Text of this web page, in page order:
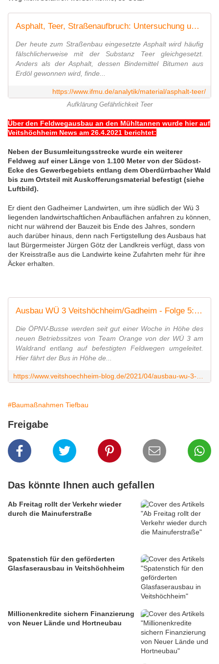
Asphalt, Teer, Straßenaufbruch: Untersuchung und Bewertung
Der heute zum Straßenbau eingesetzte Asphalt wird häufig
fälschlicherweise mit der Substanz Teer gleichgesetzt.
Anders als der Asphalt, dessen Bindemittel Bitumen aus
Erdöl gewonnen wird, finde...
https://www.ifmu.de/analytik/material/asphalt-teer/
Aufklärung Gefährlichkeit Teer
Über den Feldwegausbau an den Mühltannen wurde hier auf
Veitshöchheim News am 26.4.2021 berichtet:
Neben der Busumleitungsstrecke wurde ein weiterer
Feldweg auf einer Länge von 1.100 Meter von der Südost-
Ecke des Gewerbegebiets entlang dem Oberdürrbacher Wald
bis zum Ortsteil mit Auskofferungsmaterial befestigt (siehe
Luftbild).
Er dient den Gadheimer Landwirten, um ihre südlich der Wü 3
liegenden landwirtschaftlichen Anbauflächen anfahren zu können,
nicht nur während der Bauzeit bis Ende des Jahres, sondern
auch darüber hinaus, denn nach Fertigstellung des Ausbaus hat
laut Bürgermeister Jürgen Götz der Landkreis verfügt, dass von
der Kreisstraße aus die Landwirte keine Zufahrten mehr für ihre
Äcker erhalten.
Ausbau WÜ 3 Veitshöchheim/Gadheim - Folge 5: Seit der Busumleitung über ausgebaute Feldwege hat die Fa. Leonhard Weiß wieder an Arbeitstempo zugelegt - Veitshöchheim News
Die ÖPNV-Busse werden seit gut einer Woche in Höhe des
neuen Betriebssitzes von Team Orange von der WÜ 3 am
Waldrand entlang auf befestigten Feldwegen umgeleitet.
Hier fährt der Bus in Höhe de...
#Baumaßnahmen Tiefbau
Freigabe
Das könnte Ihnen auch gefallen
Ab Freitag rollt der Verkehr wieder
durch die Mainuferstraße
Spatenstich für den geförderten
Glasfaserausbau in Veitshöchheim
Millionenkredite sichern Finanzierung
von Neuer Lände und Hortneubau